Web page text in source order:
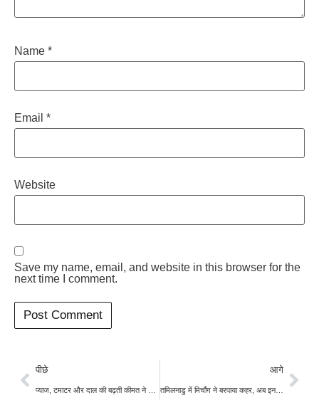
Name *
Email *
Website
Save my name, email, and website in this browser for the
next time I comment.
पीछे आगे
तमिलनाडु में मिचौंग ने बरपाया कहर, अब इन तीन राज्यों में बदलेगा मौसम; दिख रहा है यूपी-दिल्ली में भी असर